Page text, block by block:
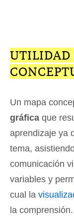
UTILIDAD
Un mapa
gráfica que
aprendizaje ya
tema,
comunicación
variables y
cual la
la comprensión.